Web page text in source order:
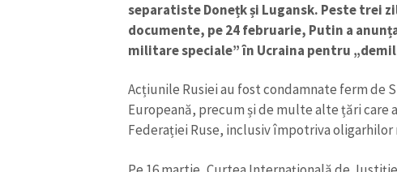
separatiste Donețk și Lugansk. Peste trei
documente, pe 24 februarie, Putin a
militare speciale” în Ucraina pentru
Acțiunile Rusiei au fost condamnate ferm de
Europeană, precum și de multe alte țări
Federației Ruse, inclusiv împotriva
ȘTIREA MEA